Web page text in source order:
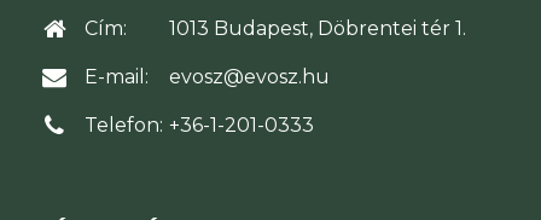
Cím: 1013 Budapest, Döbrentei tér 1.
E-mail: evosz@evosz.hu
Telefon: +36-1-201-0333